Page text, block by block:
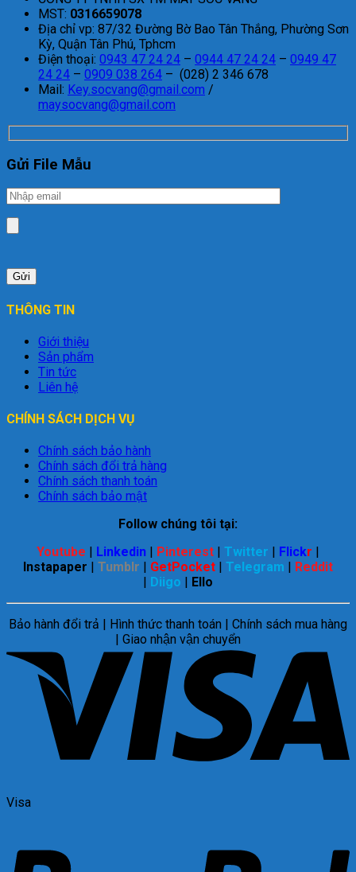
MST: 0316659078
Địa chỉ vp: 87/32 Đường Bờ Bao Tân Thắng, Phường Sơn
Kỳ, Quận Tân Phú, Tphcm
Điện thoại: 0943 47 24 24 – 0944 47 24 24 – 0949 47
24 24 – 0909 038 264 – (028) 2 346 678
Mail: Key.socvang@gmail.com /
maysocvang@gmail.com
Gửi File Mẫu
THÔNG TIN
Giới thiệu
Sản phẩm
Tin tức
Liên hệ
CHÍNH SÁCH DỊCH VỤ
Chính sách bảo hành
Chính sách đổi trả hàng
Chính sách thanh toán
Chính sách bảo mật
Follow chúng tôi tại:
Youtube
Linkedin Pinterest Twitter Flickr
Instapaper
Tumblr GetPocket Telegram
Reddit
Diigo Ello
Bảo hành đổi trả | Hình thức thanh toán | Chính sách mua hàng
| Giao nhận vận chuyển
Visa